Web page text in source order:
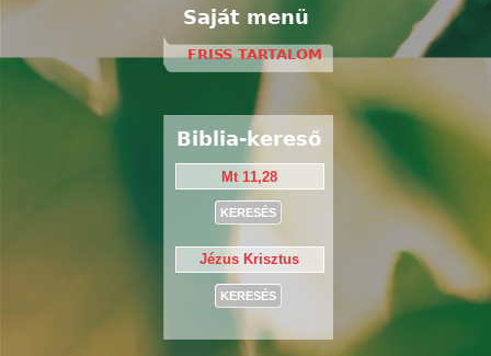
Saját menü
FRISS TARTALOM
Biblia-kereső